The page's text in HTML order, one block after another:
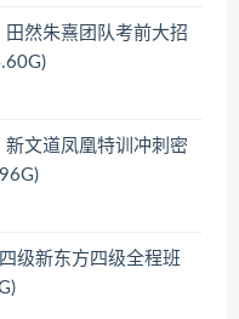
然朱熹团队考前大招
文道凤凰特训冲刺密
级新东方四级全程班